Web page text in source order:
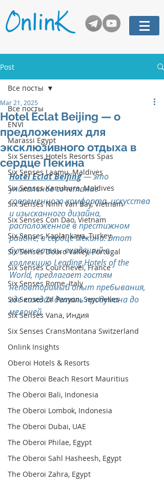
Post
Все посты
ENVI
Marassi Egypt
Six Senses Hotels Resorts Spas
Six Senses Laamu, Maldives
Six Senses Kanuhura, Maldives
Six Senses Ninh Van Bay, Vietnam
Six Senses Con Dao, Vietnam
Six Senses Kaplankaya, Turkey
Six Senses Douro Valley, Portugal
Six Senses Courchevel, France
Six Senses Rome, Italy
Six Senses Zil Pasyon, Seychelles
Six Senses Vana, Индия
Six Senses CransMontana Switzerland
Onlink Insights
Oberoi Hotels & Resorts
The Oberoi Beach Resort Mauritius
The Oberoi Bali, Indonesia
The Oberoi Lombok, Indonesia
The Oberoi Dubai, UAE
The Oberoi Philae, Egypt
The Oberoi Sahl Hasheesh, Egypt
The Oberoi Zahra, Egypt
Все посты
Hotel Éclat Beijing — о
предложениях для
эксклюзивного отдыха в
сердце Пекина
Mar 21, 2025
Hotel Eclat Beijing — это
уникальное сочетание
современного комфорта, искусства
и изысканного дизайна,
расположенное в престижном
районе, в сердце Пекина. Этот
бутик-отель, входящий в
коллекцию Leading Hotels of the
World, предлагает гостям
неповторимый опыт пребывания,
где каждая деталь продумана до
мелочей.